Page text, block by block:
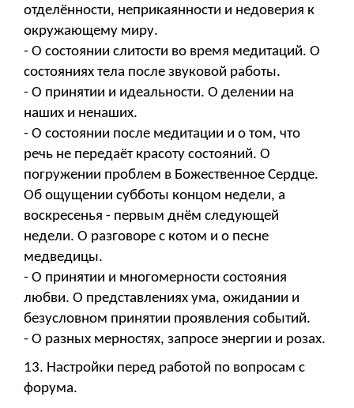
отделённости, неприкаянности и недоверия к
окружающему миру.
- О состоянии слитости во время медитаций. О
состояниях тела после звуковой работы.
- О принятии и идеальности. О делении на
наших и ненаших.
- О состоянии после медитации и о том, что
речь не передаёт красоту состояний. О
погружении проблем в Божественное Сердце.
Об ощущении субботы концом недели, а
воскресенья - первым днём следующей
недели. О разговоре с котом и о песне
медведицы.
- О принятии и многомерности состояния
любви. О представлениях ума, ожидании и
безусловном принятии проявления событий.
- О разных мерностях, запросе энергии и розах.
13. Настройки перед работой по вопросам с
форума.